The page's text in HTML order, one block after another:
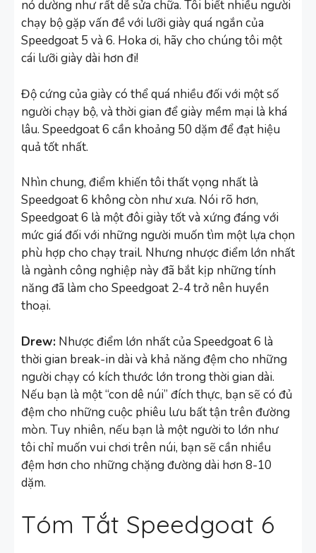
nó dường như rất dễ sửa chữa. Tôi biết nhiều người
chạy bộ gặp vấn đề với lưỡi giày quá ngắn của
Speedgoat 5 và 6. Hoka ơi, hãy cho chúng tôi một
cái lưỡi giày dài hơn đi!
Độ cứng của giày có thể quá nhiều đối với một số
người chạy bộ, và thời gian để giày mềm mại là khá
lâu. Speedgoat 6 cần khoảng 50 dặm để đạt hiệu
quả tốt nhất.
Nhìn chung, điểm khiến tôi thất vọng nhất là
Speedgoat 6 không còn như xưa. Nói rõ hơn,
Speedgoat 6 là một đôi giày tốt và xứng đáng với
mức giá đối với những người muốn tìm một lựa chọn
phù hợp cho chạy trail. Nhưng nhược điểm lớn nhất
là ngành công nghiệp này đã bắt kịp những tính
năng đã làm cho Speedgoat 2-4 trở nên huyền
thoại.
Drew: Nhược điểm lớn nhất của Speedgoat 6 là
thời gian break-in dài và khả năng đệm cho những
người chạy có kích thước lớn trong thời gian dài.
Nếu bạn là một “con dê núi” đích thực, bạn sẽ có đủ
đệm cho những cuộc phiêu lưu bất tận trên đường
mòn. Tuy nhiên, nếu bạn là một người to lớn như
tôi chỉ muốn vui chơi trên núi, bạn sẽ cần nhiều
đệm hơn cho những chặng đường dài hơn 8-10
dặm.
Tóm Tắt Speedgoat 6